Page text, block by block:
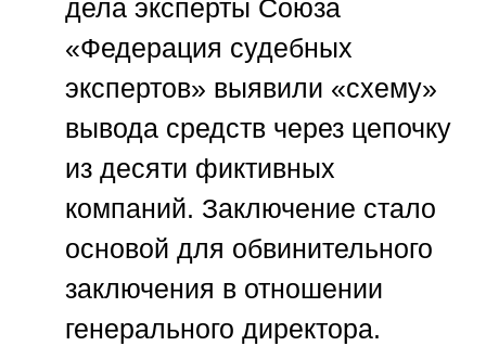
дела эксперты Союза
«Федерация судебных
экспертов» выявили «схему»
вывода средств через цепочку
из десяти фиктивных
компаний. Заключение стало
основой для обвинительного
заключения в отношении
генерального директора.